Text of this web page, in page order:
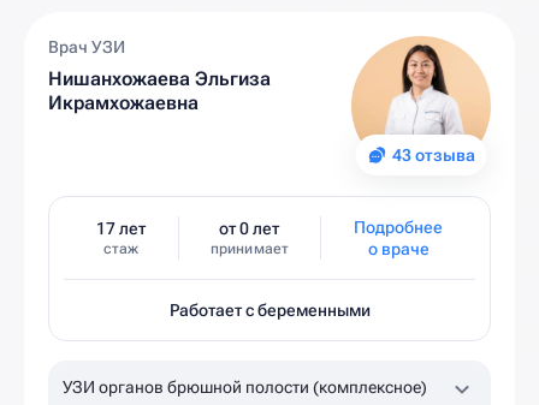
43 отзыва
Врач УЗИ
Нишанхожаева Эльгиза
Икрамхожаевна
17 лет
стаж
от 0 лет
принимает
Подробнее
о враче
Работает с беременными
УЗИ органов брюшной полости (комплексное)